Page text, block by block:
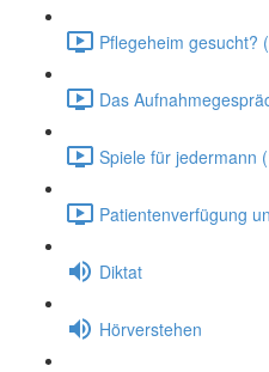
Pflegeheim gesucht?
Das
Spiele für jedermann
Patientenverfügung
Diktat
Hörverstehen